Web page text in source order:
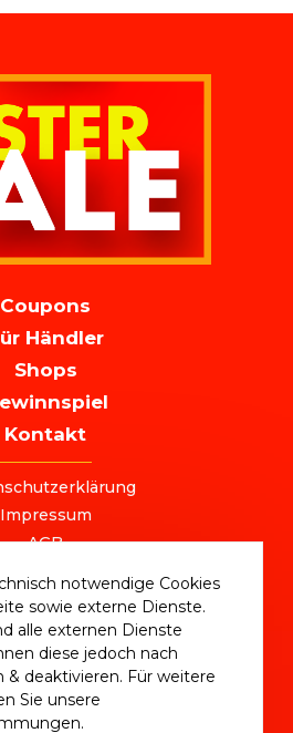
Coupons
Händler
Shops
Kontakt
Impressum
AGB
– eine Kampagne der
Media GmbH © 2025
notwendige Cookies
sowie externe Dienste.
alle externen Dienste
diese jedoch nach
& deaktivieren. Für weitere
Sie unsere